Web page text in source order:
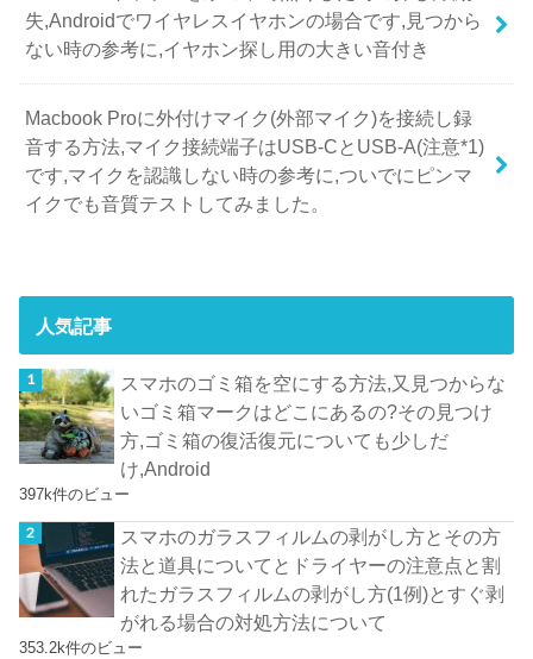
失,Androidでワイヤレスイヤホンの場合です,見つから
ない時の参考に,イヤホン探し用の大きい音付き
Macbook Proに外付けマイク(外部マイク)を接続し録
音する方法,マイク接続端子はUSB-CとUSB-A(注意*1)
です,マイクを認識しない時の参考に,ついでにピンマ
イクでも音質テストしてみました。
人気記事
スマホのゴミ箱を空にする方法,又見つからな
いゴミ箱マークはどこにあるの?その見つけ
方,ゴミ箱の復活復元についても少しだ
け,Android
397k件のビュー
スマホのガラスフィルムの剥がし方とその方
法と道具についてとドライヤーの注意点と割
れたガラスフィルムの剥がし方(1例)とすぐ剥
がれる場合の対処方法について
353.2k件のビュー